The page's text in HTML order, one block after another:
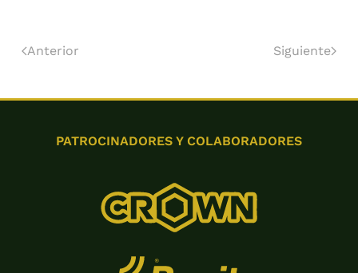
Anterior Siguiente
PATROCINADORES Y COLABORADORES